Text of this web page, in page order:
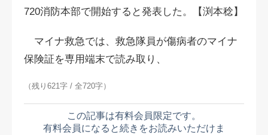
720消防本部で開始すると発表した。【渕本稔】
マイナ救急では、救急隊員が傷病者のマイナ
保険証を専用端末で読み取り、
（残り621字 / 全720字）
この記事は有料会員限定です。
有料会員になると続きをお読みいただけま